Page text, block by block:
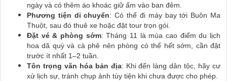
ngày và có thêm áo khoác giữ ấm vào ban đêm.
Phương tiện di chuyển: Có thể đi máy bay tới Buôn Ma
Thuột, sau đó thuê xe hoặc đặt tour trọn gói.
Đặt vé & phòng sớm: Tháng 11 là mùa cao điểm du lịch
hoa dã quỳ và cà phê nên phòng có thể hết sớm, cần đặt
trước ít nhất 1–2 tuần.
Tôn trọng văn hóa bản địa: Khi đến làng dân tộc, hãy cư
xử lịch sự, tránh chụp ảnh tùy tiện khi chưa được cho phép.